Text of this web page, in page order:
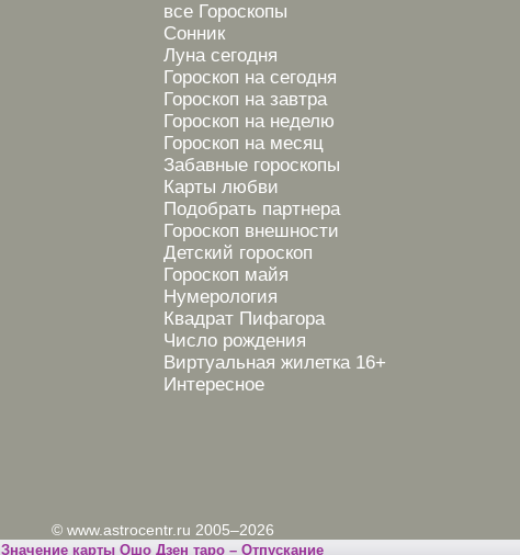
все Гороскопы
Сонник
Луна сегодня
Гороскоп на сегодня
Гороскоп на завтра
Гороскоп на неделю
Гороскоп на месяц
Забавные гороскопы
Карты любви
Подобрать партнера
Гороскоп внешности
Детский гороскоп
Гороскоп майя
Нумерология
Квадрат Пифагора
Число рождения
Виртуальная жилетка 16+
Интересное
© www.astrocentr.ru 2005–2026
Значение карты Ошо Дзен таро – Отпускание